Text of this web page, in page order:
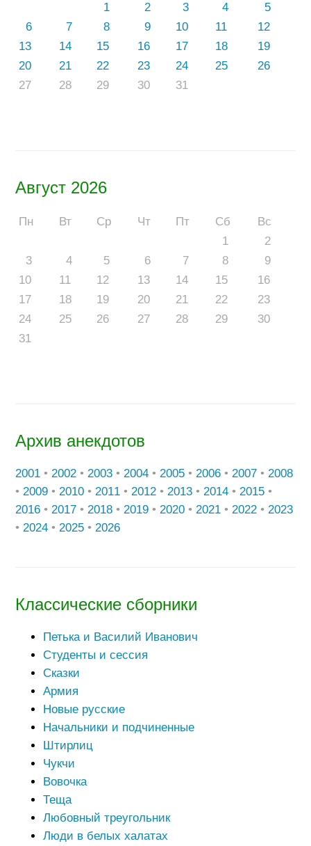
1
2 3 4
5
6
7 8 9 10 11
12
13
14 15 16 17 18
19
20
21 22 23 24 25
26
27
28 29 30 31
Август 2026
Пн Вт Ср Чт Пт Сб
Вс
1
2
3
4 5 6 7 8
9
10
11 12 13 14 15
16
17
18 19 20 21 22
23
24
25 26 27 28 29
30
31
Архив анекдотов
2001 • 2002 • 2003 • 2004 • 2005 • 2006 • 2007 • 2008
• 2009 • 2010 • 2011 • 2012 • 2013 • 2014 • 2015 •
2016 • 2017 • 2018 • 2019 • 2020 • 2021 • 2022 • 2023
• 2024 • 2025 • 2026
Классические сборники
Петька и Василий Иванович
Студенты и сессия
Сказки
Армия
Новые русские
Начальники и подчиненные
Штирлиц
Чукчи
Вовочка
Теща
Любовный треугольник
Люди в белых халатах